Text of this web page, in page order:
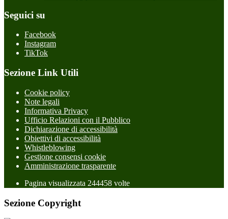
Seguici su
Facebook
Instagram
TikTok
Sezione Link Utili
Cookie policy
Note legali
Informativa Privacy
Ufficio Relazioni con il Pubblico
Dichiarazione di accessibilità
Obiettivi di accessibilità
Whistleblowing
Gestione consensi cookie
Amministrazione trasparente
Pagina visualizzata 244458 volte
Sezione Copyright